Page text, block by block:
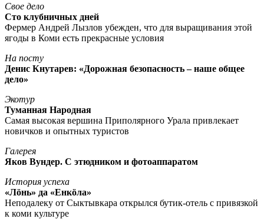
Свое дело
Сто клубничных дней
Фермер Андрей Лызлов убежден, что для выращивания этой
ягоды в Коми есть прекрасные условия
На посту
Денис Кнутарев: «Дорожная безопасность – наше общее
дело»
Экотур
Туманная Народная
Самая высокая вершина Приполярного Урала привлекает
новичков и опытных туристов
Галерея
Яков Вундер. С этюдником и фотоаппаратом
История успеха
«Лöнь» да «Енкöла»
Неподалеку от Сыктывкара открылся бутик-отель с привязкой
к коми культуре